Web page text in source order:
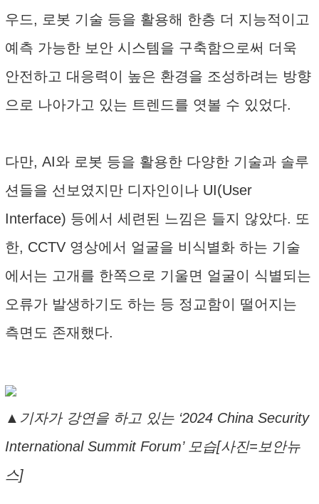
우드, 로봇 기술 등을 활용해 한층 더 지능적이고
예측 가능한 보안 시스템을 구축함으로써 더욱
안전하고 대응력이 높은 환경을 조성하려는 방향
으로 나아가고 있는 트렌드를 엿볼 수 있었다.
다만, AI와 로봇 등을 활용한 다양한 기술과 솔루
션들을 선보였지만 디자인이나 UI(User
Interface) 등에서 세련된 느낌은 들지 않았다. 또
한, CCTV 영상에서 얼굴을 비식별화 하는 기술
에서는 고개를 한쪽으로 기울면 얼굴이 식별되는
오류가 발생하기도 하는 등 정교함이 떨어지는
측면도 존재했다.
▲기자가 강연을 하고 있는 ‘2024 China Security
International Summit Forum’ 모습[사진=보안뉴
스]